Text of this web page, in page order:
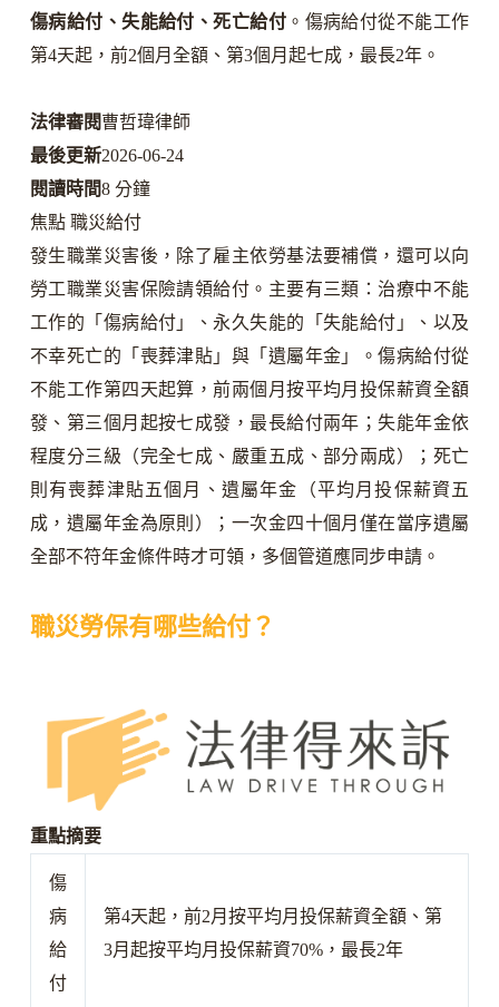
傷病給付、失能給付、死亡給付 。傷病給付從不能工作
第4天起，前2個月全額、第3個月起七成，最長2年。
法律審閱曹哲瑋律師
最後更新2026-06-24
閱讀時間8 分鐘
焦點 職災給付
發生職業災害後，除了雇主依勞基法要補償，還可以向
勞工職業災害保險請領給付。主要有三類：治療中不能
工作的「傷病給付」、永久失能的「失能給付」、以及
不幸死亡的「喪葬津貼」與「遺屬年金」。傷病給付從
不能工作第四天起算，前兩個月按平均月投保薪資全額
發、第三個月起按七成發，最長給付兩年；失能年金依
程度分三級（完全七成、嚴重五成、部分兩成）；死亡
則有喪葬津貼五個月、遺屬年金（平均月投保薪資五
成，遺屬年金為原則）；一次金四十個月僅在當序遺屬
全部不符年金條件時才可領，多個管道應同步申請。
職災勞保有哪些給付？
重點摘要
傷
病
給
付
第4天起，前2月按平均月投保薪資全額、第
3月起按平均月投保薪資70%，最長2年